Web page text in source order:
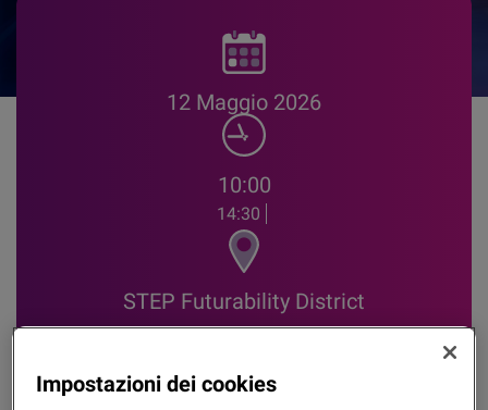
12 Maggio 2026
10:00
14:30
STEP Futurability District
Impostazioni dei cookies